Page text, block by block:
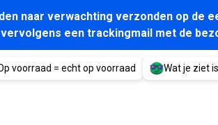
naar verwachting verzonden op de
een trackingmail met de
voorraad = echt op voorraad Wat je ziet